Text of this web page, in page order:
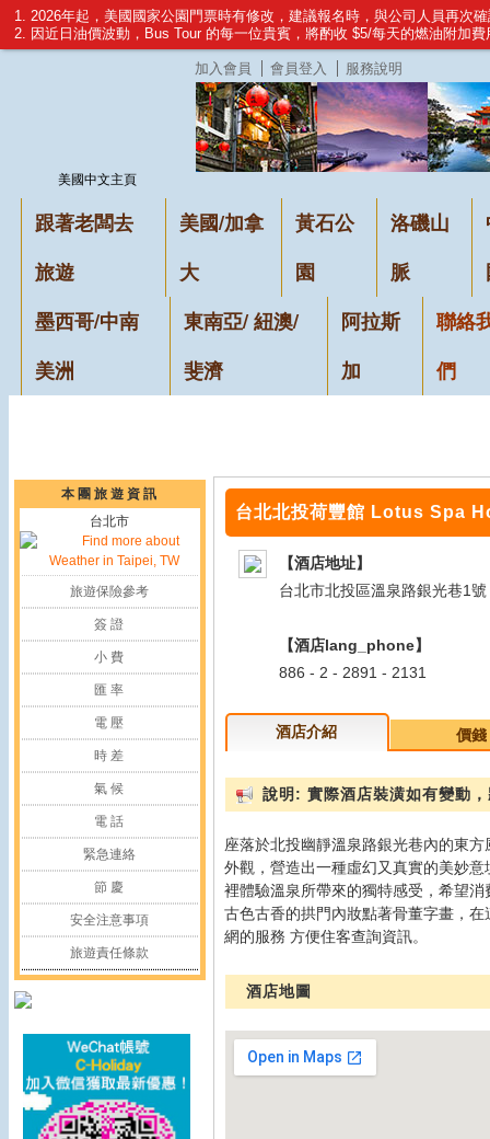
美國中文主頁
加入會員 會員登入 服務說明
跟著老闆去
旅遊
美國/加拿
大
黃石公
園
洛磯山
脈
墨西哥/中南
美洲
東南亞/ 紐澳/
斐濟
阿拉斯
加
聯絡
們
本 團 旅 遊 資 訊
台北市
旅遊保險參考
簽 證
小 費
匯 率
電 壓
時 差
氣 候
電 話
緊急連絡
節 慶
安全注意事項
旅遊責任條款
台北北投荷豐館 Lotus Spa
【酒店地址】
台北市北投區溫泉路銀光巷1號
【酒店lang_phone】
886 - 2 - 2891 - 2131
酒店介紹 價錢
說明: 實際酒店裝潢如有變動
座落於北投幽靜溫泉路銀光巷內的東
外觀，營造出一種虛幻又真實的美妙
裡體驗溫泉所帶來的獨特感受，希望
古色古香的拱門內妝點著骨董字畫，
網的服務 方便住客查詢資訊。
酒店地圖
1. 2026年起，美國國家公園門票時有修改，建議報名時，與公司人員再次
2. 因近日油價波動，Bus Tour 的每一位貴賓，將酌收 $5/每天的燃油附加